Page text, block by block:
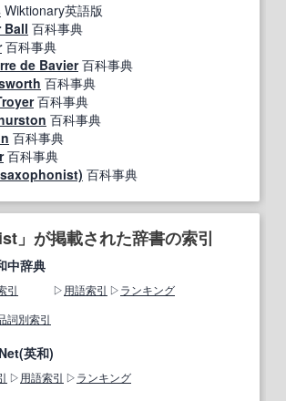
Wiktionary英語版
Ball 百科事典
百科事典
de Bavier百科事典
百科事典
百科事典
百科事典
百科事典
百科事典
百科事典
」が掲載された辞書の索引
中辞典
引 用語索引
ランキング
詞別索引
英和)
用語索引 ランキング